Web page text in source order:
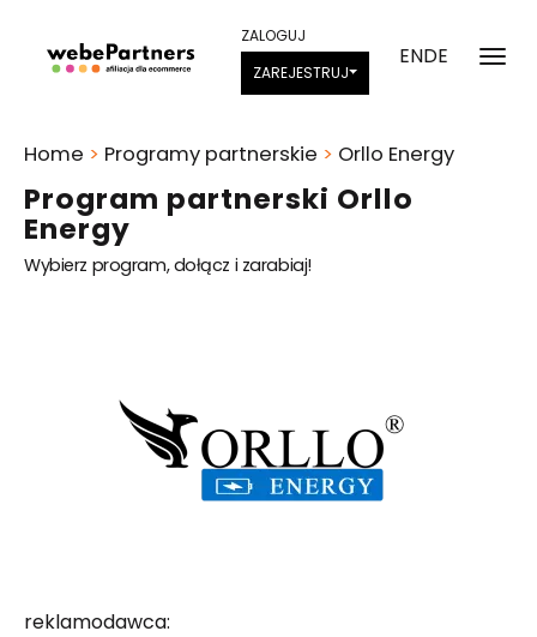
ENDE
ZALOGUJ
ZAREJESTRUJ
Program partnerski Orllo
Energy
Wybierz program, dołącz i zarabiaj!
Home > Programy partnerskie > Orllo Energy
reklamodawca: